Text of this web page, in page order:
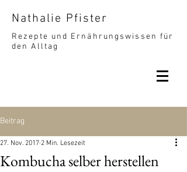
Nathalie Pfister
Rezepte und Ernährungswissen für
den Alltag
Beitrag
Kombucha selber herstellen
27. Nov. 2017 2 Min. Lesezeit